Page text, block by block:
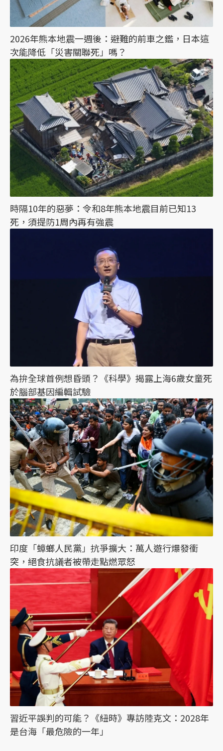
2026年熊本地震一週後：避難的前車之鑑，日本這
次能降低「災害關聯死」嗎？
時隔10年的惡夢：令和8年熊本地震目前已知13
死，須提防1周內再有強震
為拚全球首例想昏頭？《科學》揭露上海6歲女童死
於腦部基因編輯試驗
印度「蟑螂人民黨」抗爭擴大：萬人遊行爆發衝
突，絕食抗議者被帶走點燃眾怒
習近平誤判的可能？《紐時》專訪陸克文：2028年
是台海「最危險的一年」